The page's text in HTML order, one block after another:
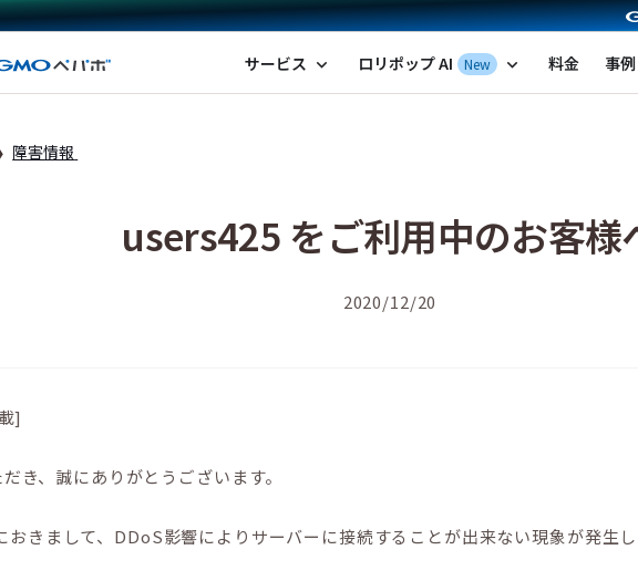
ロリポップ！レンタルサーバー by GMOペパボ
サービス expand_more ロリポップ AI New expand_more 料金 事例
障害情報
users425 をご利用中のお客様
2020/12/20
]
き、誠にありがとうございます。
きまして、DDoS影響によりサーバーに接続することが出来ない現象が発生し